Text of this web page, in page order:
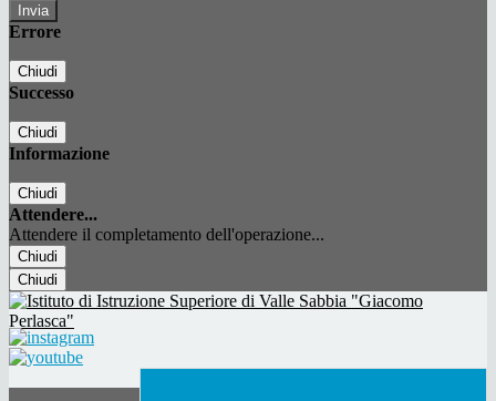
Errore
Chiudi
Successo
Chiudi
Informazione
Chiudi
Attendere...
Attendere il completamento dell'operazione...
Chiudi
Chiudi